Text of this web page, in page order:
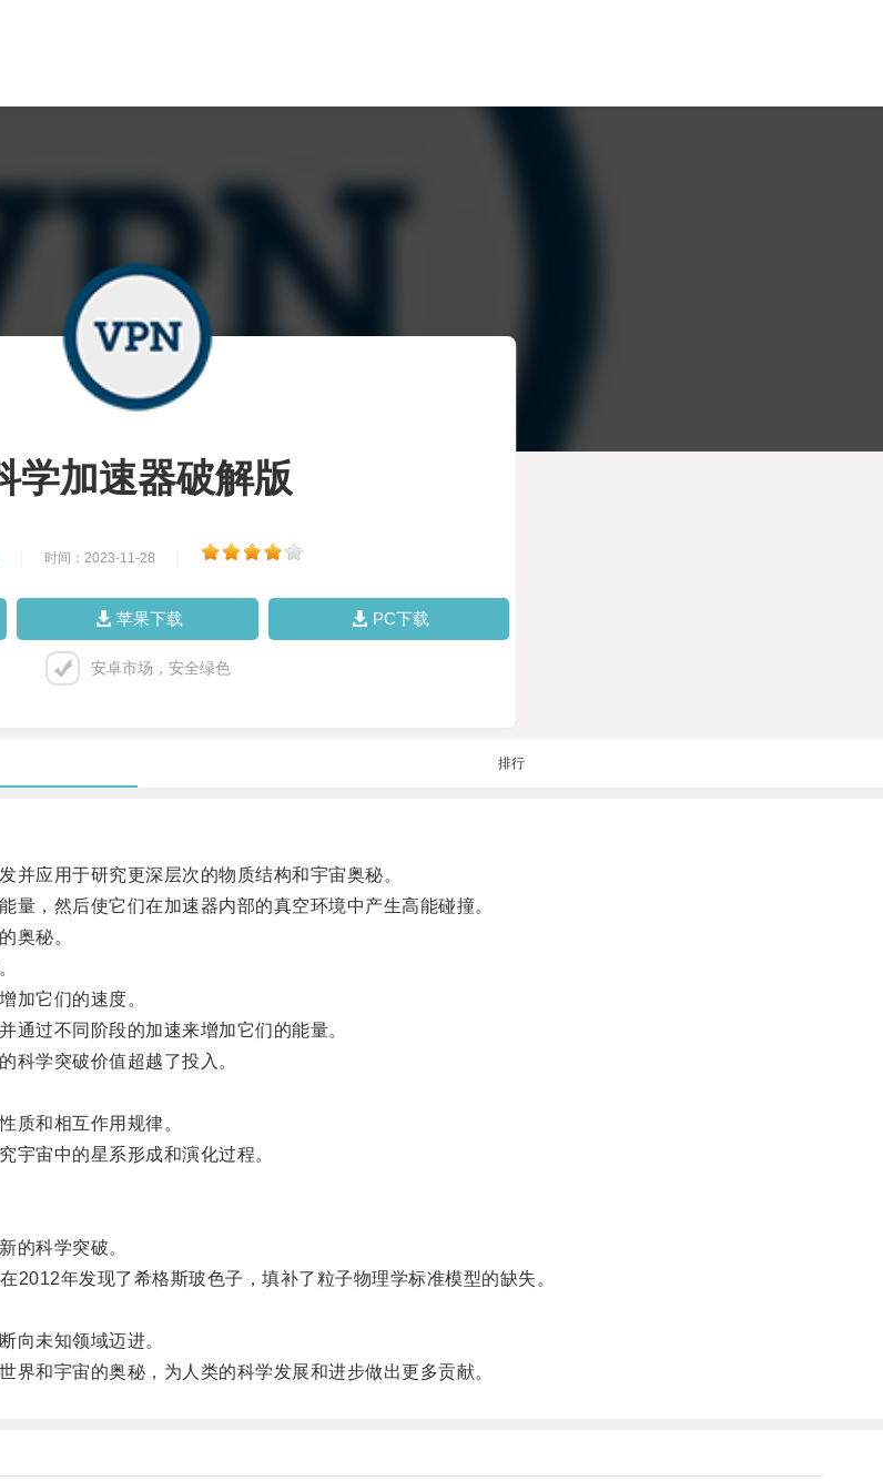
学加速器破解版
时间：2023-11-28
苹果下载 PC下载
安卓市场，安全绿色
排行
应用于研究更深层次的物质结构和宇宙奥秘。
，然后使它们在加速器内部的真空环境中产生高能碰撞。
奥秘。
它们的速度。
过不同阶段的加速来增加它们的能量。
学突破价值超越了投入。
和相互作用规律。
宙中的星系形成和演化过程。
科学突破。
年发现了希格斯玻色子，填补了粒子物理学标准模型的缺失。
未知领域迈进。
和宇宙的奥秘，为人类的科学发展和进步做出更多贡献。